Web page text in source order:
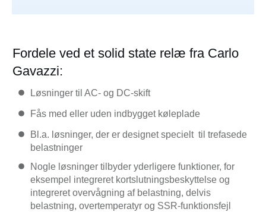
Fordele ved et solid state relæ fra Carlo
Gavazzi:
Løsninger til AC- og DC-skift
Fås med eller uden indbygget køleplade
Bl.a. løsninger, der er designet specielt til trefasede
belastninger
Nogle løsninger tilbyder yderligere funktioner, for
eksempel integreret kortslutningsbeskyttelse og
integreret overvågning af belastning, delvis
belastning, overtemperatyr og SSR-funktionsfejl